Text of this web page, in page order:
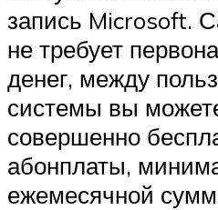
запись Microsoft.
не требует
денег, между
системы вы
совершенно
абонплаты,
ежемесячной